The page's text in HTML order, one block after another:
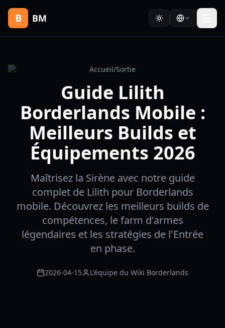
B BM
Accueil/Sortie
Guide Lilith
Borderlands Mobile :
Meilleurs Builds et
Équipements 2026
Maîtrisez la Sirène avec notre guide
complet de Lilith pour Borderlands
mobile. Découvrez les meilleurs builds de
compétences, le farm d'armes
légendaires et les stratégies de l'Entrée
en phase.
2026-04-15 L'équipe du Wiki Borderlands